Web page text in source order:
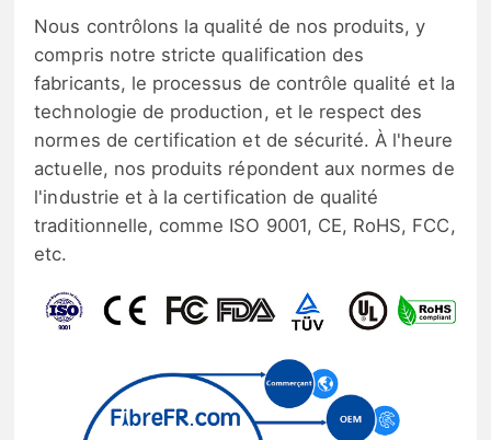
Nous contrôlons la qualité de nos produits, y
compris notre stricte qualification des
fabricants, le processus de contrôle qualité et la
technologie de production, et le respect des
normes de certification et de sécurité. À l'heure
actuelle, nos produits répondent aux normes de
l'industrie et à la certification de qualité
traditionnelle, comme ISO 9001, CE, RoHS, FCC,
etc.